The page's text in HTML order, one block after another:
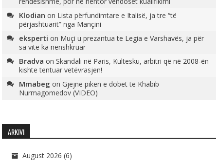
Klodian on Lista përfundimtare e Italisë, ja tre “të
përjashtuarit” nga Mançini
eksperti on Muçi u prezantua te Legia e Varshavës, ja për
sa vite ka nënshkruar
Bradva onSkandali në Paris, Kultesku, arbitri që në 2008-ën
kishte tentuar vetëvrasjen!
Mmabeg onGjejnë pikën e dobët të Khabib
Nurmagomedov (VIDEO)
ARKIVI
August 2026 (6)